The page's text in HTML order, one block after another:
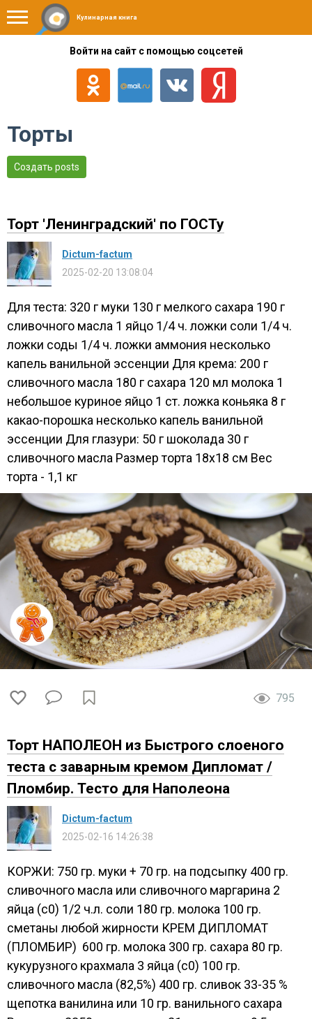
Кулинарная книга
Войти на сайт с помощью соцсетей
Торты
Создать posts
Торт 'Ленинградский' по ГОСТу
Dictum-factum
2025-02-20 13:08:04
Для теста: 320 г муки 130 г мелкого сахара 190 г
сливочного масла 1 яйцо 1/4 ч. ложки соли 1/4 ч.
ложки соды 1/4 ч. ложки аммония несколько
капель ванильной эссенции Для крема: 200 г
сливочного масла 180 г сахара 120 мл молока 1
небольшое куриное яйцо 1 ст. ложка коньяка 8 г
какао-порошка несколько капель ванильной
эссенции Для глазури: 50 г шоколада 30 г
сливочного масла Размер торта 18х18 см Вес
торта - 1,1 кг
795
Торт НАПОЛЕОН из Быстрого слоеного
теста с заварным кремом Дипломат /
Пломбир. Тесто для Наполеона
Dictum-factum
2025-02-16 14:26:38
КОРЖИ: 750 гр. муки + 70 гр. на подсыпку 400 гр.
сливочного масла или сливочного маргарина 2
яйца (с0) 1/2 ч.л. соли 180 гр. молока 100 гр.
сметаны любой жирности КРЕМ ДИПЛОМАТ
(ПЛОМБИР) 600 гр. молока 300 гр. сахара 80 гр.
кукурузного крахмала 3 яйца (с0) 100 гр.
сливочного масла (82,5%) 400 гр. сливок 33-35 %
щепотка ванилина или 10 гр. ванильного сахара